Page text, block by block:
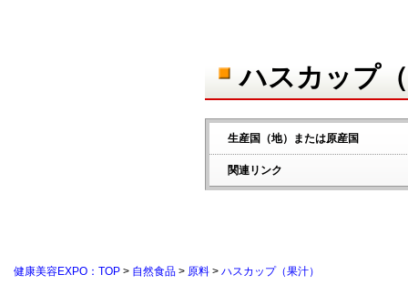
ハスカップ
生産国（地）または原産国
関連リンク
健康美容EXPO：TOP > 自然食品 > 原料 > ハスカップ（果汁）